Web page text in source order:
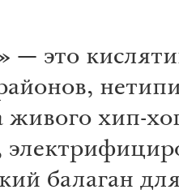
— это
живого хип-
балаган